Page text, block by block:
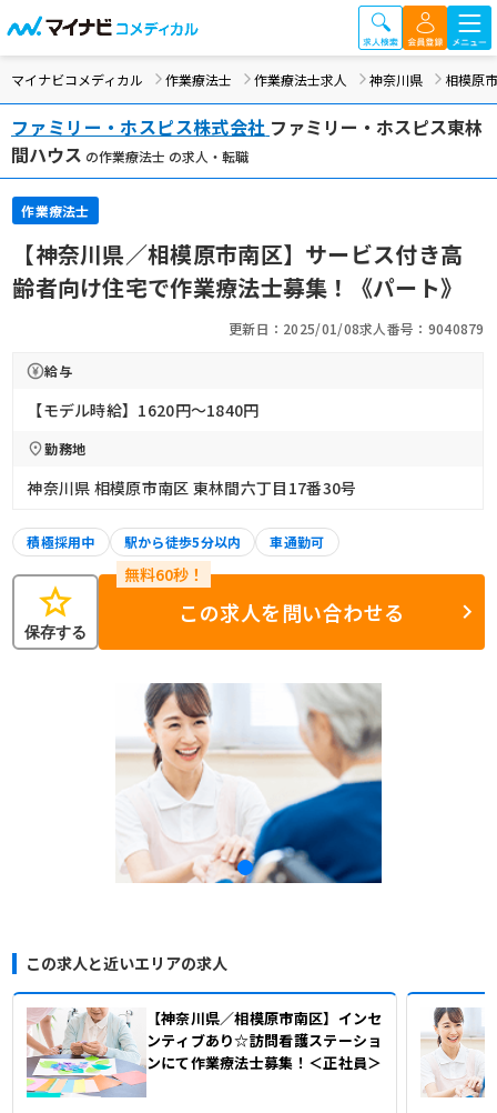
マイナビコメディカル 作業療法士 作業療法士求人 神奈川県 相模原市
ファミリー・ホスピス株式会社 ファミリー・ホスピス東林
間ハウス の作業療法士 の求人・転職
作業療法士
【神奈川県／相模原市南区】サービス付き高
齢者向け住宅で作業療法士募集！《パート》
更新日：2025/01/08求人番号：9040879
給与
【モデル時給】1620円〜1840円
勤務地
神奈川県 相模原市南区 東林間六丁目17番30号
積極採用中 駅から徒歩5分以内 車通勤可
star
保存する
この求人を問い合わせる
この求人と近いエリアの求人
【神奈川県／相模原市南区】インセ
ンティブあり☆訪問看護ステーショ
ンにて作業療法士募集！＜正社員＞